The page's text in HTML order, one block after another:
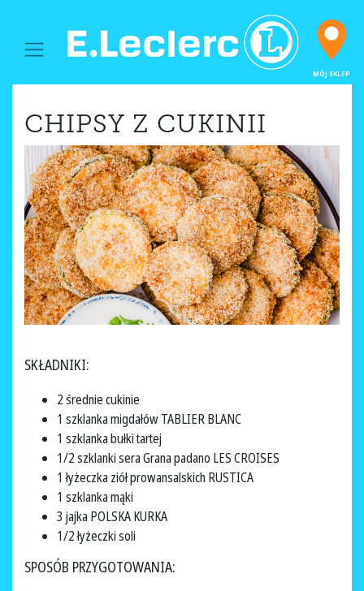
MAIN NAVIGATION
MÓJ SKLEP
CHIPSY Z CUKINII
SKŁADNIKI:
2 średnie cukinie
1 szklanka migdałów TABLIER BLANC
1 szklanka bułki tartej
1/2 szklanki sera Grana padano LES CROISES
1 łyżeczka ziół prowansalskich RUSTICA
1 szklanka mąki
3 jajka POLSKA KURKA
1/2 łyżeczki soli
SPOSÓB PRZYGOTOWANIA: